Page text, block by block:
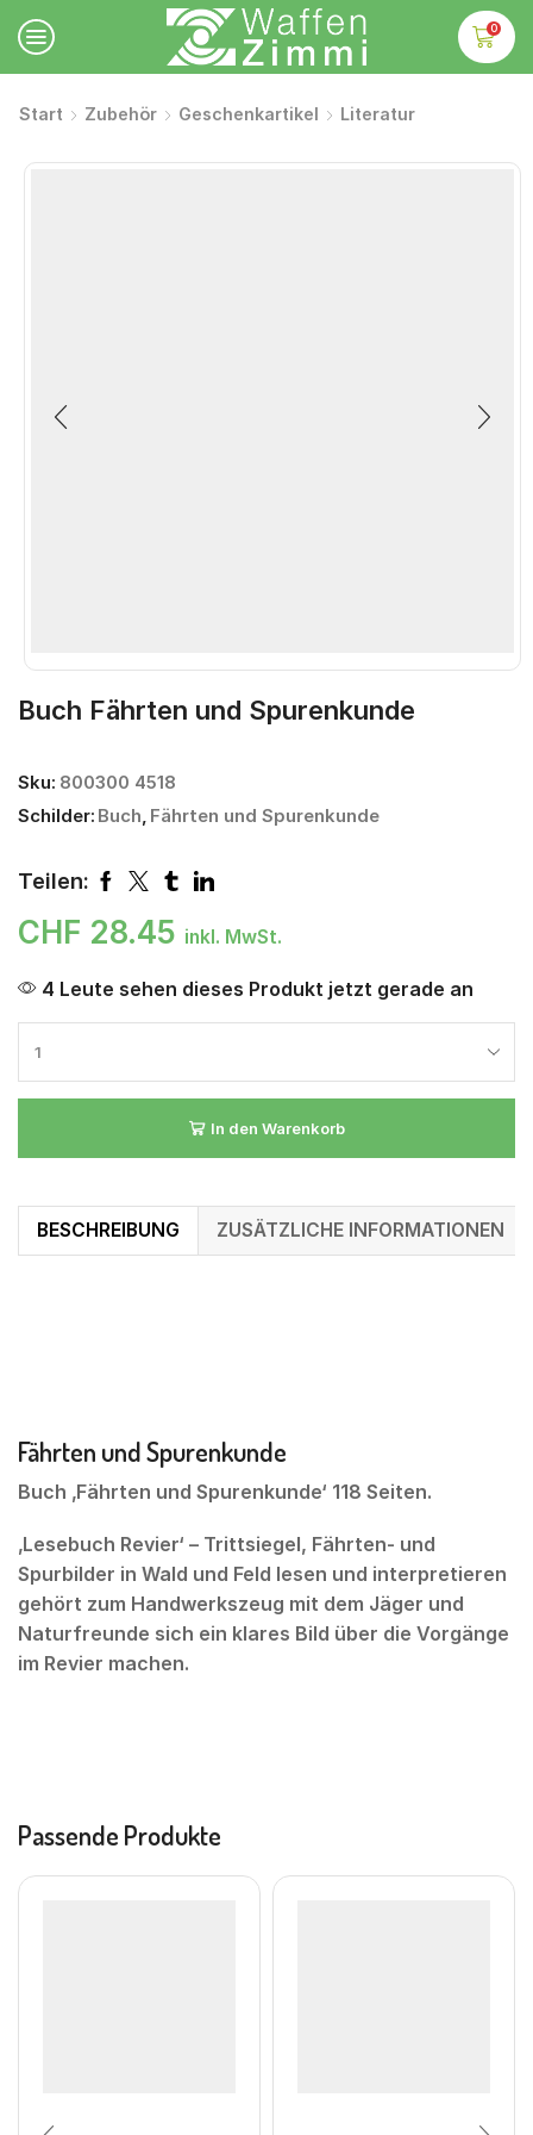
0
Start Zubehör Geschenkartikel Literatur
Buch Fährten und Spurenkunde
Sku: 800300 4518
Schilder: Buch, Fährten und Spurenkunde
Teilen:
CHF 28.45 inkl. MwSt.
4 Leute sehen dieses Produkt jetzt gerade an
In den Warenkorb
BESCHREIBUNG ZUSÄTZLICHE INFORMATIONEN
Fährten und Spurenkunde
Buch ‚Fährten und Spurenkunde‘ 118 Seiten.
‚Lesebuch Revier‘ – Trittsiegel, Fährten- und
Spurbilder in Wald und Feld lesen und interpretieren
gehört zum Handwerkszeug mit dem Jäger und
Naturfreunde sich ein klares Bild über die Vorgänge
im Revier machen.
Passende Produkte